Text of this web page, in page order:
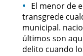
El menor de
transgrede
municipal.
últimos son
delito cuando